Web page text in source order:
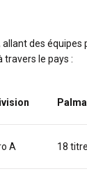
des
travers le pays :
A 18